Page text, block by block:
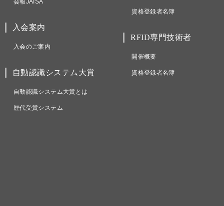
会報JAISA
入会案内
入会のご案内
自動認識システム大賞
自動認識システム大賞とは
歴代受賞システム
資格登録者名簿
RFID専門技術者
開催概要
資格登録者名簿